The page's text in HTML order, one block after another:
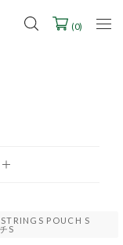
ジュール
(0)
POUCH S
S